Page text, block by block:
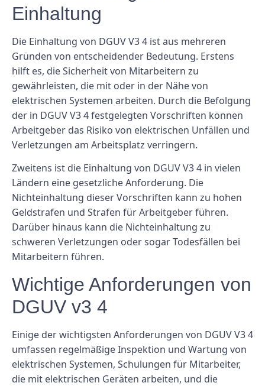
Einhaltung
Die Einhaltung von DGUV V3 4 ist aus mehreren
Gründen von entscheidender Bedeutung. Erstens
hilft es, die Sicherheit von Mitarbeitern zu
gewährleisten, die mit oder in der Nähe von
elektrischen Systemen arbeiten. Durch die Befolgung
der in DGUV V3 4 festgelegten Vorschriften können
Arbeitgeber das Risiko von elektrischen Unfällen und
Verletzungen am Arbeitsplatz verringern.
Zweitens ist die Einhaltung von DGUV V3 4 in vielen
Ländern eine gesetzliche Anforderung. Die
Nichteinhaltung dieser Vorschriften kann zu hohen
Geldstrafen und Strafen für Arbeitgeber führen.
Darüber hinaus kann die Nichteinhaltung zu
schweren Verletzungen oder sogar Todesfällen bei
Mitarbeitern führen.
Wichtige Anforderungen von
DGUV v3 4
Einige der wichtigsten Anforderungen von DGUV V3 4
umfassen regelmäßige Inspektion und Wartung von
elektrischen Systemen, Schulungen für Mitarbeiter,
die mit elektrischen Geräten arbeiten, und die